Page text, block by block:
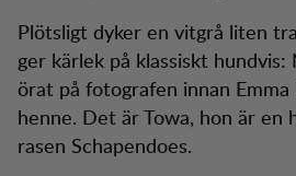
Plötsligt dyker en vitgrå liten
ger kärlek på klassiskt hundvis:
örat på fotografen innan
henne. Det är Towa, hon är en
rasen Schapendoes.